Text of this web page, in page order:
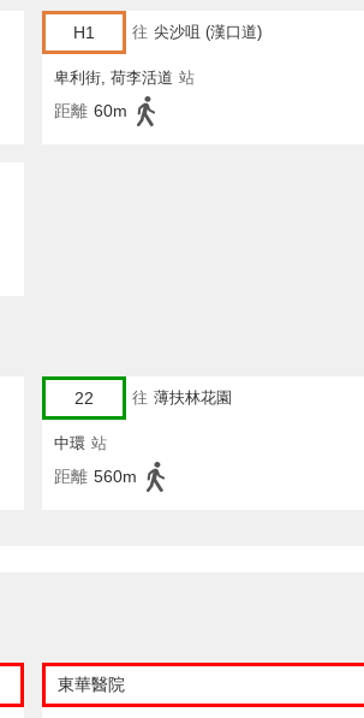
H1 往 尖沙咀 (漢口道)
卑利街, 荷李活道 站
距離 60m
22 往 薄扶林花園
中環 站
距離 560m
東華醫院